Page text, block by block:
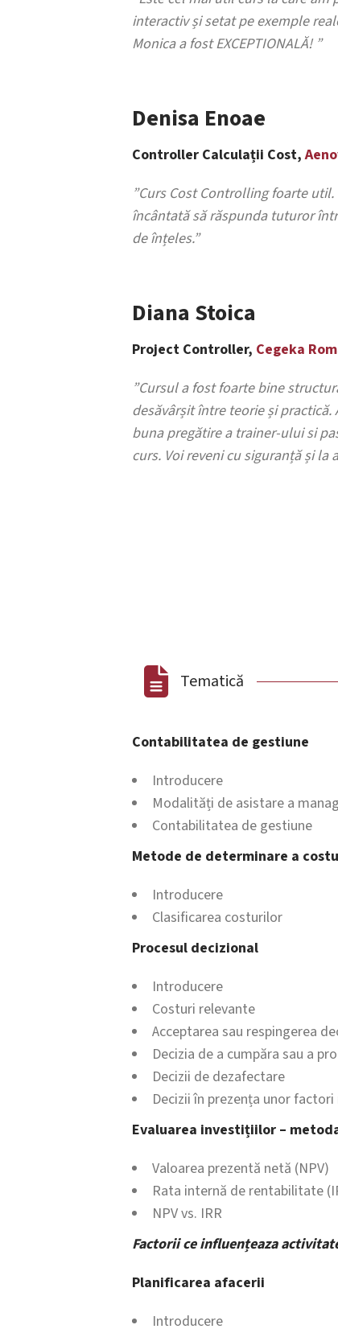
interactiv și setat pe exemple
Monica a fost EXCEPTIONALĂ! ”
Denisa Enoae
Controller Calculații Cost,
”Curs Cost Controlling foarte
încântată să răspunda tuturor
de înțeles.”
Diana Stoica
Project Controller, Cegeka
”Cursul a fost foarte bine
desăvârșit între teorie și
buna pregătire a trainer-ului si
curs. Voi reveni cu siguranță și la
Tematică
Contabilitatea de gestiune
Introducere
Modalități de asistare a
Contabilitatea de gestiune
Metode de determinare a
Introducere
Clasificarea costurilor
Procesul decizional
Introducere
Costuri relevante
Acceptarea sau respingerea
Decizia de a cumpăra sau a
Decizii de dezafectare
Decizii în prezența unor
Evaluarea investițiilor –
Valoarea prezentă netă (NPV)
Rata internă de rentabilitate
NPV vs. IRR
Factorii ce influențeaza
Planificarea afacerii
Introducere